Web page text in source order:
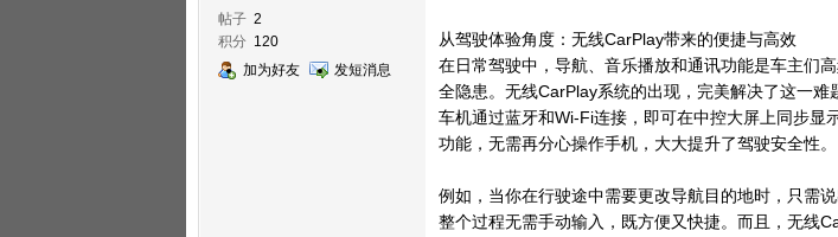
帖子 2
积分 120
加为好友
发短消息
从驾驶体验角度：无线CarPlay带来的便捷与高效
在日常驾驶中，导航、音乐播放和通讯功能是车主们
全隐患。无线CarPlay系统的出现，完美解决了这一
车机通过蓝牙和Wi-Fi连接，即可在中控大屏上同步
功能，无需再分心操作手机，大大提升了驾驶安全性。
例如，当你在行驶途中需要更改导航目的地时，只需
整个过程无需手动输入，既方便又快捷。而且，无线